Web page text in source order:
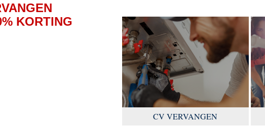
KORTING
CV VERVANGEN